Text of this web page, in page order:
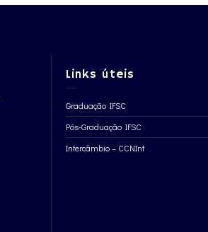
Links úteis
Graduação IFSC
Pós-Graduação IFSC
Intercâmbio – CCNInt